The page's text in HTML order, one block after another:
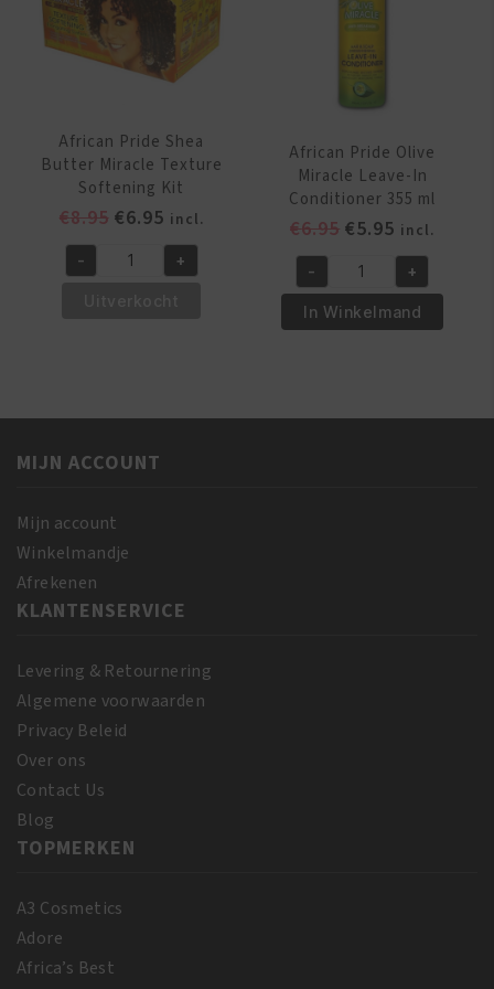
aantal
African Pride Shea
Butter Miracle Texture
Softening Kit
€8.95 Oorspronkelijke
was:
€6.95Huidige
prijs
is:
incl.
African
Kit
- +
African Pride Olive
Miracle Leave-In
Conditioner 355 ml
€6.95
was:
€6.95.
€5.95 Huidige
prijs
is:
€5.95.
incl.
African
Pride
Olive
In
- +
In Winkelmand
MIJN ACCOUNT
Mijn account
Winkelmandje
Afrekenen
KLANTENSERVICE
Levering & Retournering
Algemene voorwaarden
Privacy Beleid
Over ons
Contact Us
Blog
TOPMERKEN
A3 Cosmetics
Adore
Africa’s Best